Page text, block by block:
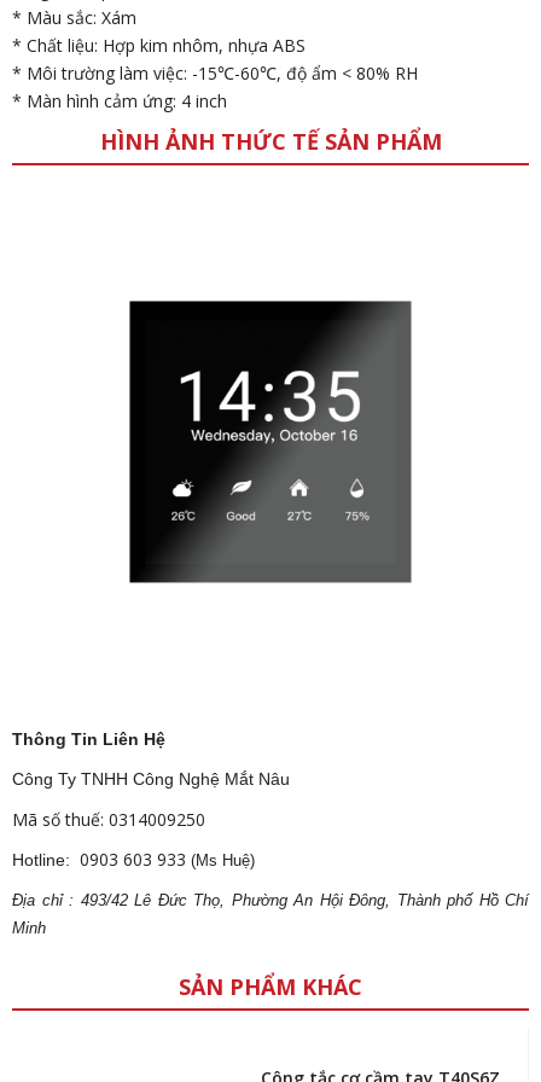
* Màu sắc: Xám
* Chất liệu: Hợp kim nhôm, nhựa ABS
* Môi trường làm việc: -15℃-60℃, độ ẩm < 80% RH
* Màn hình cảm ứng: 4 inch
HÌNH ẢNH THỨC TẾ SẢN PHẨM
Thông Tin Liên Hệ
Công Ty TNHH Công Nghệ Mắt Nâu
Mã số thuế: 0314009250
Hotline: 0903 603 933 (Ms Huệ)
Địa chỉ : 493/42 Lê Đức Thọ, Phường An Hội Đông, Thành phố Hồ Chí
Minh
SẢN PHẨM KHÁC
Công tắc cơ cầm tay T40S6Z